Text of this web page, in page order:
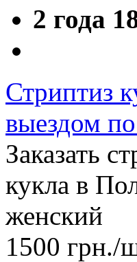
2 года
Стриптиз
выездом
Заказать
кукла в
женский
1500 грн./